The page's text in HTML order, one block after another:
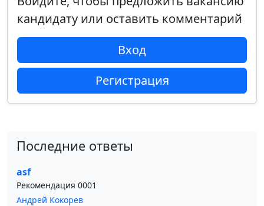
кандидату или оставить комментарий
Вход
Регистрация
Последние ответы
asf
Рекомендация 0001
Андрей Кокорев